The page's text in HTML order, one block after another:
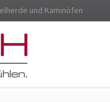
und Kaminöfen